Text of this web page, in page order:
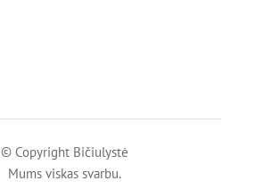
© Copyright Bičiulystė
Mums viskas svarbu.